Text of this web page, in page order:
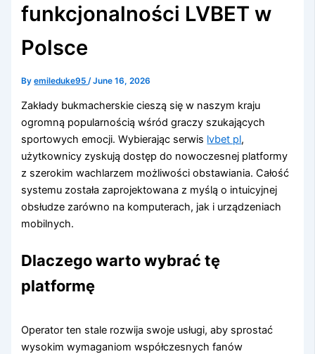
funkcjonalności LVBET w
Polsce
Byemileduke95 /June 16, 2026
Zakłady bukmacherskie cieszą się w naszym kraju
ogromną popularnością wśród graczy szukających
sportowych emocji. Wybierając serwis lvbet pl,
użytkownicy zyskują dostęp do nowoczesnej platformy
z szerokim wachlarzem możliwości obstawiania. Całość
systemu została zaprojektowana z myślą o intuicyjnej
obsłudze zarówno na komputerach, jak i urządzeniach
mobilnych.
Dlaczego warto wybrać tę
platformę
Operator ten stale rozwija swoje usługi, aby sprostać
wysokim wymaganiom współczesnych fanów